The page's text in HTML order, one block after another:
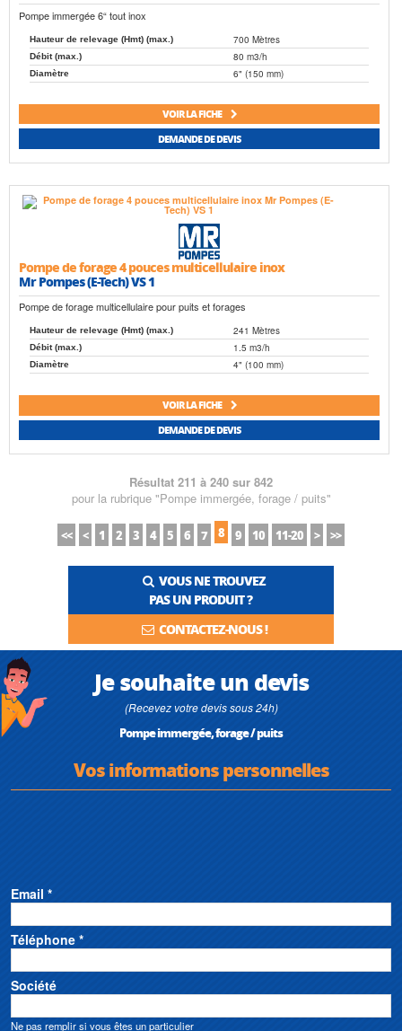
Pompe immergée 6“ tout inox
Hauteur de relevage (Hmt) (max.) 700 Mètres
Débit (max.) 80 m3/h
Diamètre 6" (150 mm)
VOIR LA FICHE
DEMANDE DE DEVIS
Pompe de forage 4 pouces multicellulaire inox
Mr Pompes (E-Tech) VS 1
Pompe de forage multicellulaire pour puits et forages
Hauteur de relevage (Hmt) (max.) 241 Mètres
Débit (max.) 1.5 m3/h
Diamètre 4" (100 mm)
VOIR LA FICHE
DEMANDE DE DEVIS
Résultat 211 à 240 sur 842
pour la rubrique "Pompe immergée, forage / puits"
<< < 1 2 3 4 5 6 7 8 9 10 11-20 > >>
VOUS NE TROUVEZ
PAS UN PRODUIT ?
CONTACTEZ-NOUS !
Je souhaite un devis
(Recevez votre devis sous 24h)
Pompe immergée, forage / puits
Vos informations personnelles
Email *
Téléphone *
Société
Ne pas remplir si vous êtes un particulier